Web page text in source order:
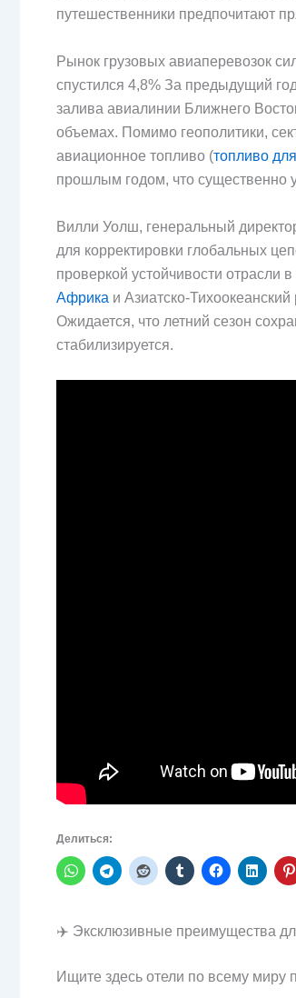
путешественники предпочитают
Рынок грузовых авиаперевозок
спустился 4,8% За предыдущий
залива авиалинии Ближнего
объемах. Помимо геополитики,
авиационное топливо (топливо
прошлым годом, что существенно
Вилли Уолш, генеральный
для корректировки глобальных
проверкой устойчивости отрасли
Африка и Азиатско-
Ожидается, что летний сезон
стабилизируется.
Делиться:
✈️ Эксклюзивные преимущества
Ищите здесь отели по всему миру